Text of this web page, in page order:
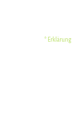
* Erklärung